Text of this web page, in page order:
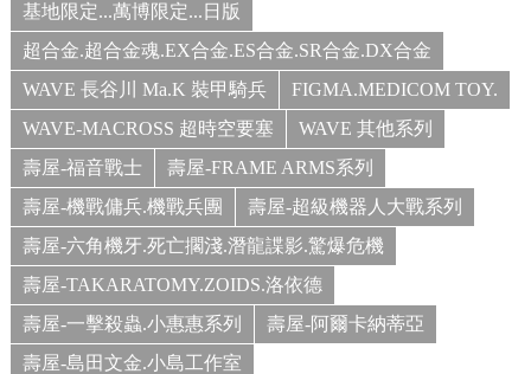
基地限定...萬博限定...日版
超合金.超合金魂.EX合金.ES合金.SR合金.DX合金
WAVE 長谷川 Ma.K 裝甲騎兵
FIGMA.MEDICOM TOY.
WAVE-MACROSS 超時空要塞
WAVE 其他系列
壽屋-福音戰士
壽屋-FRAME ARMS系列
壽屋-機戰傭兵.機戰兵團
壽屋-超級機器人大戰系列
壽屋-六角機牙.死亡擱淺.潛龍諜影.驚爆危機
壽屋-TAKARATOMY.ZOIDS.洛依德
壽屋-一擊殺蟲.小惠惠系列
壽屋-阿爾卡納蒂亞
壽屋-島田文金.小島工作室